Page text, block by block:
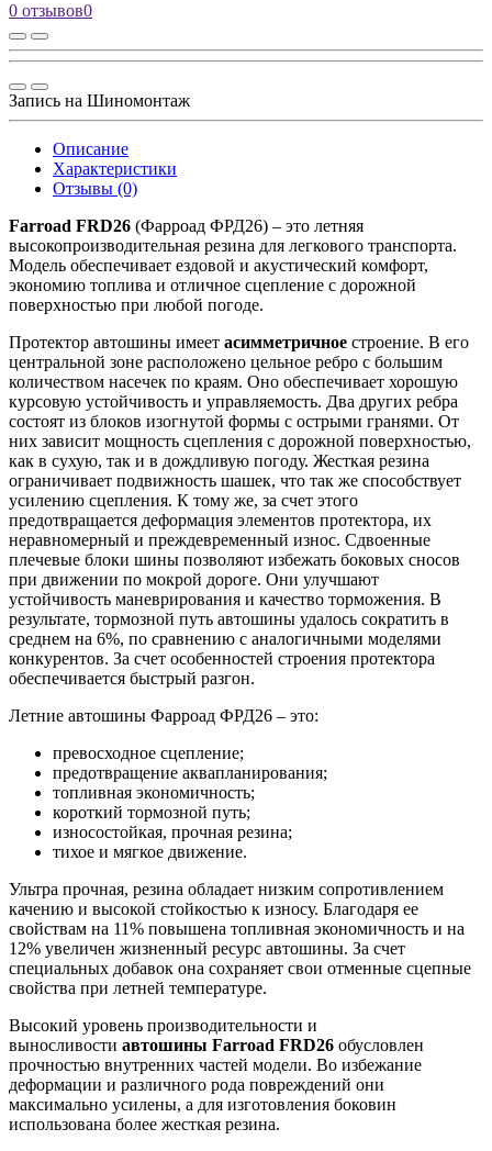
0 отзывов0
Запись на Шиномонтаж
Описание
Характеристики
Отзывы (0)
Farroad FRD26 (Фарроад ФРД26) – это летняя
высокопроизводительная резина для легкового транспорта.
Модель обеспечивает ездовой и акустический комфорт,
экономию топлива и отличное сцепление с дорожной
поверхностью при любой погоде.
Протектор автошины имеет асимметричное строение. В его
центральной зоне расположено цельное ребро с большим
количеством насечек по краям. Оно обеспечивает хорошую
курсовую устойчивость и управляемость. Два других ребра
состоят из блоков изогнутой формы с острыми гранями. От
них зависит мощность сцепления с дорожной поверхностью,
как в сухую, так и в дождливую погоду. Жесткая резина
ограничивает подвижность шашек, что так же способствует
усилению сцепления. К тому же, за счет этого
предотвращается деформация элементов протектора, их
неравномерный и преждевременный износ. Сдвоенные
плечевые блоки шины позволяют избежать боковых сносов
при движении по мокрой дороге. Они улучшают
устойчивость маневрирования и качество торможения. В
результате, тормозной путь автошины удалось сократить в
среднем на 6%, по сравнению с аналогичными моделями
конкурентов. За счет особенностей строения протектора
обеспечивается быстрый разгон.
Летние автошины Фарроад ФРД26 – это:
превосходное сцепление;
предотвращение аквапланирования;
топливная экономичность;
короткий тормозной путь;
износостойкая, прочная резина;
тихое и мягкое движение.
Ультра прочная, резина обладает низким сопротивлением
качению и высокой стойкостью к износу. Благодаря ее
свойствам на 11% повышена топливная экономичность и на
12% увеличен жизненный ресурс автошины. За счет
специальных добавок она сохраняет свои отменные сцепные
свойства при летней температуре.
Высокий уровень производительности и
выносливости автошины Farroad FRD26 обусловлен
прочностью внутренних частей модели. Во избежание
деформации и различного рода повреждений они
максимально усилены, а для изготовления боковин
использована более жесткая резина.